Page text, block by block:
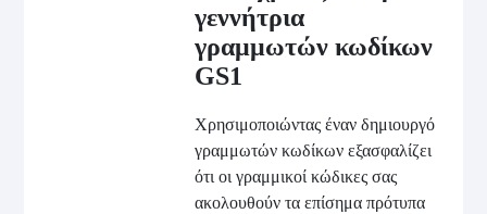
γεννήτρια
γραμμωτών κωδίκων
GS1
Χρησιμοποιώντας έναν δημιουργό
γραμμωτών κωδίκων εξασφαλίζει
ότι οι γραμμικοί κώδικες σας
ακολουθούν τα επίσημα πρότυπα